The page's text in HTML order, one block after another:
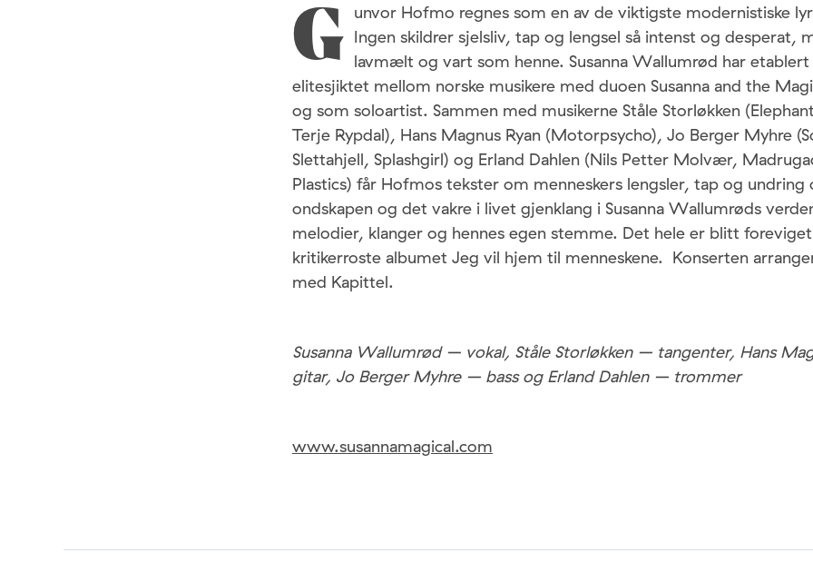
G unvor Hofmo regnes som en av de viktigste modernistiske
Ingen skildrer sjelsliv, tap og lengsel så intenst og desperat,
lavmælt og vart som henne. Susanna Wallumrød har etablert
elitesjiktet mellom norske musikere med duoen Susanna and the
og som soloartist. Sammen med musikerne Ståle Storløkken
Terje Rypdal), Hans Magnus Ryan (Motorpsycho), Jo Berger Myhre
Slettahjell, Splashgirl) og Erland Dahlen (Nils Petter Molvær,
Plastics) får Hofmos tekster om menneskers lengsler, tap og undring
ondskapen og det vakre i livet gjenklang i Susanna Wallumrøds
melodier, klanger og hennes egen stemme. Det hele er blitt
kritikerroste albumet Jeg vil hjem til menneskene. Konserten
med Kapittel.
Susanna Wallumrød – vokal, Ståle Storløkken – tangenter, Hans
gitar, Jo Berger Myhre – bass og Erland Dahlen – trommer
www.susannamagical.com